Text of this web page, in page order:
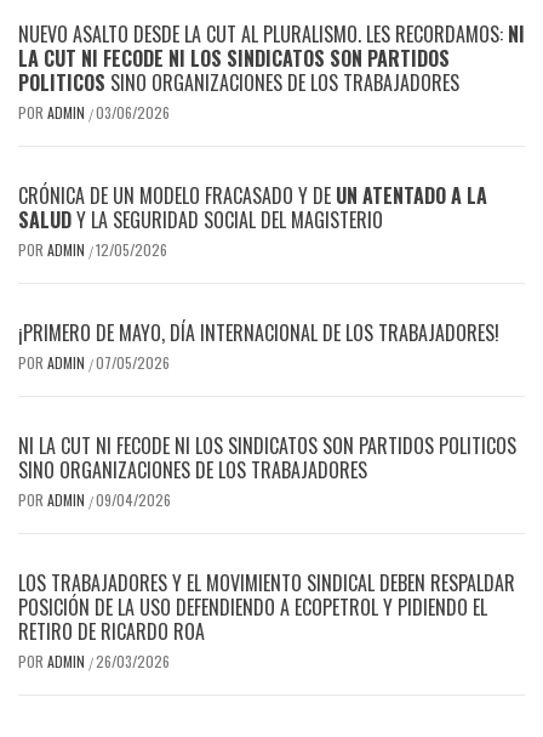
NUEVO ASALTO DESDE LA CUT AL PLURALISMO. LES RECORDAMOS: NI
LA CUT NI FECODE NI LOS SINDICATOS SON PARTIDOS
POLITICOS SINO ORGANIZACIONES DE LOS TRABAJADORES
POR ADMIN /03/06/2026
CRÓNICA DE UN MODELO FRACASADO Y DE UN ATENTADO A LA
SALUDY LA SEGURIDAD SOCIAL DEL MAGISTERIO
POR ADMIN /12/05/2026
¡PRIMERO DE MAYO, DÍA INTERNACIONAL DE LOS TRABAJADORES!
POR ADMIN /07/05/2026
NI LA CUT NI FECODE NI LOS SINDICATOS SON PARTIDOS POLITICOS
SINO ORGANIZACIONES DE LOS TRABAJADORES
POR ADMIN /09/04/2026
LOS TRABAJADORES Y EL MOVIMIENTO SINDICAL DEBEN RESPALDAR
POSICIÓN DE LA USO DEFENDIENDO A ECOPETROL Y PIDIENDO EL
RETIRO DE RICARDO ROA
POR ADMIN /26/03/2026